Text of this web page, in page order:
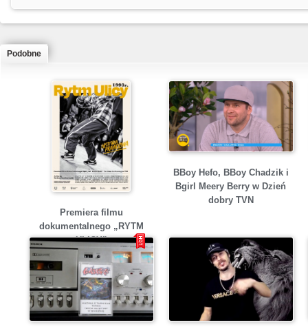
Podobne
Premiera filmu
dokumentalnego „RYTM
ULICY”
BBoy Hefo, BBoy Chadzik i
Bgirl Meery Berry w Dzień
dobry TVN